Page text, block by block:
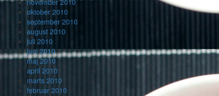
november 2010
oktober 2010
september 2010
august 2010
juli 2010
juni 2010
maj 2010
april 2010
marts 2010
februar 2010